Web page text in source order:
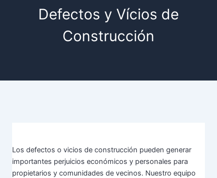
Defectos y Vícios de
Construcción
Los defectos o vicios de construcción pueden generar
importantes perjuicios económicos y personales para
propietarios y comunidades de vecinos. Nuestro equipo